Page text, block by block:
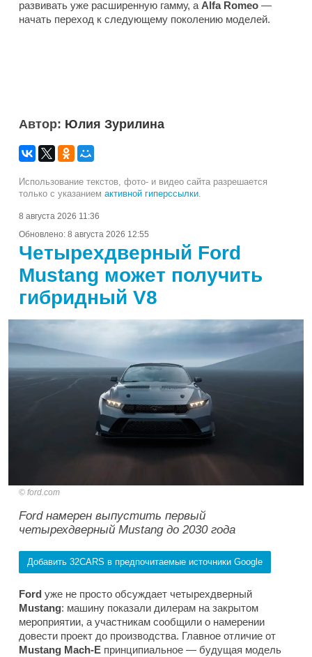
развивать уже расширенную гамму, а Alfa Romeo —
начать переход к следующему поколению моделей.
Автор: Юлия Зурилина
Использование текстов, фото- и видео сайта разрешается
только с указанием активной гиперссылки
8 августа 2026 11:36
Обновлено: 8 августа 2026 12:55
Четырехдверный Ford
Mustang может получить
гибридный V8
ford.com
Ford намерен выпустить первый
четырехдверный Mustang до 2030 года
Добавить 32CARS в предпочитаемые источники Google
Ford уже не просто обсуждает четырехдверный
Mustang: машину показали дилерам на закрытом
мероприятии, а участникам сообщили о намерении
довести проект до производства. Главное отличие от
Mustang Mach-E принципиальное — будущая модель